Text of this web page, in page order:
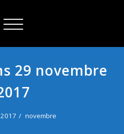
Afficher/masquer
navigation
29 novembre
2017 novembre